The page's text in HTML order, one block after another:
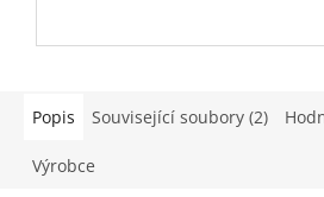
Popis Související soubory (2)
Výrobce